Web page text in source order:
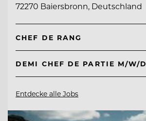
72270 Baiersbronn, Deutschland
CHEF DE RANG
DEMI CHEF DE PARTIE M/W/D
Entdecke alle Jobs